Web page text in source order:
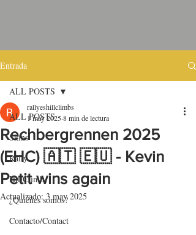
Entrada
ALL POSTS
Skins
Rally
HillClimb
¿Quiénes somos?
Contacto/Contact
ALL POSTS
Rechbergrennen 2025
(EHC) 🇦🇹 🇪🇺 - Kevin
Petit wins again
rallyeshillclimbs
1 may 20258 min de lectura
Actualizado:3 may 2025